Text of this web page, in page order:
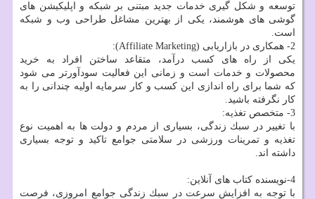
توسعه و شكل گیری خدمات جدید مبتنی بر شبكه و اپلیكیشن های
گوشی های هوشمند، یكی از بهترین مشاغل طراحی وب و شبكه
است.
2- همكاری در بازاریابی (Affiliate Marketing):
یكی از راه های كسب درآمد، متقاعد ساختن افراد به خرید
محصولات و خدمات است و زمانی این فعالیت سودآورتر می شود
كه شما برای راه اندازی این كسب و كار سرمایه اولیه چندانی را به
كار نگرفته باشید.
3- متخصص تغذیه:
با تغییر در سبك زندگی، بسیاری از مردم و دولت ها به اهمیت نوع
تغذیه و تمرینات ورزشی در سلامتی جوامع تاكید و توجه بسیاری
داشته اند.
4-نویسنده كتاب های آنلاین:
با توجه به افزایش سرعت در سبك زندگی جوامع امروزی، فرصت